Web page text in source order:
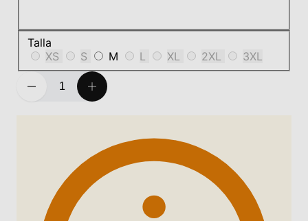
Talla
XS
S M L XL 2XL 3XL